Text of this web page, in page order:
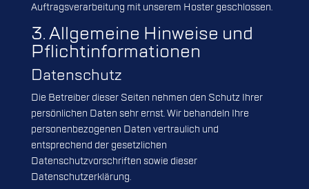
Auftragsverarbeitung mit unserem Hoster geschlossen.
3. Allgemeine Hinweise und
Pflicht­informationen
Datenschutz
Die Betreiber dieser Seiten nehmen den Schutz Ihrer
persönlichen Daten sehr ernst. Wir behandeln Ihre
personenbezogenen Daten vertraulich und
entsprechend der gesetzlichen
Datenschutzvorschriften sowie dieser
Datenschutzerklärung.